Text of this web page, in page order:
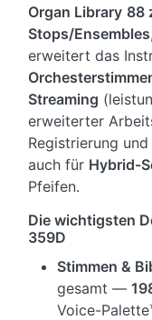
Organ Library 88
Stops/Ensembles
erweitert das
Streaming
erweiterter
Registrierung
auch für Hybrid-
Pfeifen.
Die wichtigsten
359D
Stimmen &
gesamt —
Voice-